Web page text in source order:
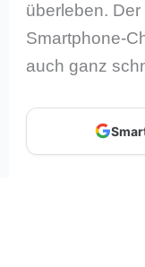
überleben.
Smartphone-
auch ganz